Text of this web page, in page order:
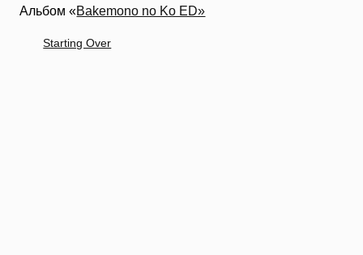
Альбом «Bakemono no Ko ED»
Starting Over